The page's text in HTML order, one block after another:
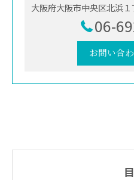
大阪府大阪市中央区北浜
06-
お問い合